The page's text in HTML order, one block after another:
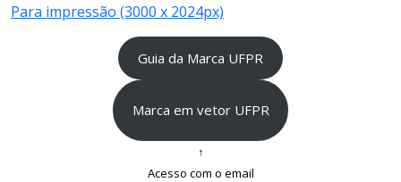
Para impressão (3000 x 2024px)
Guia da Marca UFPR
Marca em vetor UFPR
↑
Acesso com o email